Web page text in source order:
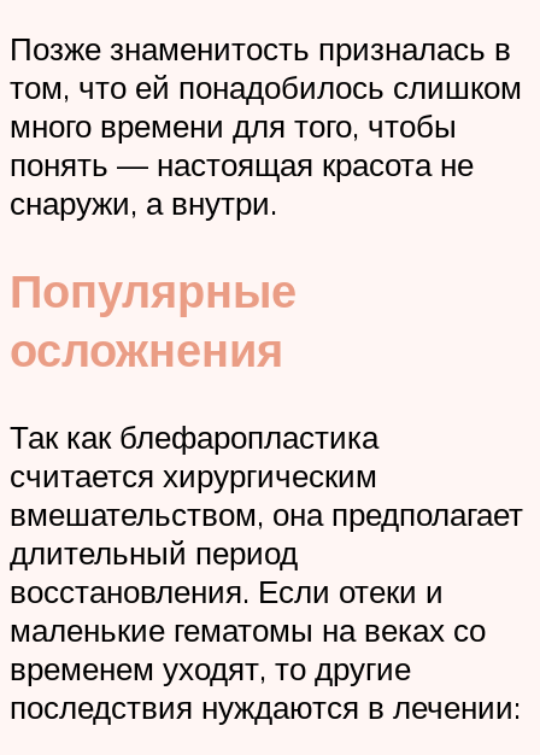
Позже знаменитость призналась в
том, что ей понадобилось слишком
много времени для того, чтобы
понять — настоящая красота не
снаружи, а внутри.
Популярные
осложнения
Так как блефаропластика
считается хирургическим
вмешательством, она предполагает
длительный период
восстановления. Если отеки и
маленькие гематомы на веках со
временем уходят, то другие
последствия нуждаются в лечении: